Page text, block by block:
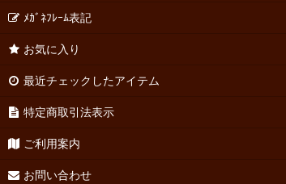
ﾒｶﾞﾈﾌﾚｰﾑ表記
お気に入り
最近チェックしたアイテム
特定商取引法表示
ご利用案内
お問い合わせ